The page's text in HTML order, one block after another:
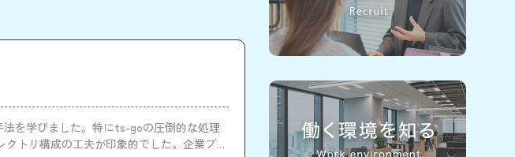
を学びました。特にts-goの圧倒的な処理
トリ構成の工夫が印象的でした。企業ブー